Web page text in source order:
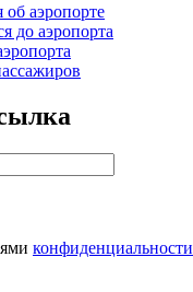
аэропорте
до аэропорта
конфиденциальности